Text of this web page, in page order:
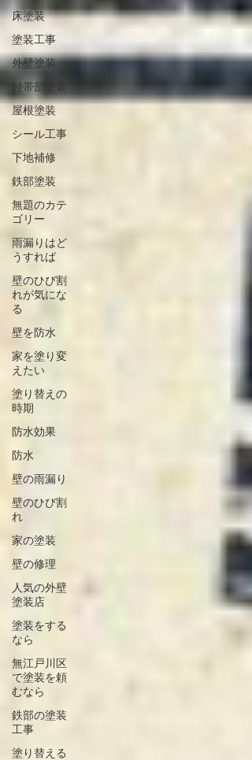
床塗装
塗装工事
外壁塗装
付帯部塗装
屋根塗装
シール工事
下地補修
鉄部塗装
無題のカテ
ゴリー
雨漏りはど
うすれば
壁のひび割
れが気にな
る
壁を防水
家を塗り変
えたい
塗り替えの
時期
防水効果
防水
壁の雨漏り
壁のひび割
れ
家の塗装
壁の修理
人気の外壁
塗装店
塗装をする
なら
無江戸川区
で塗装を頼
むなら
鉄部の塗装
工事
塗り替える